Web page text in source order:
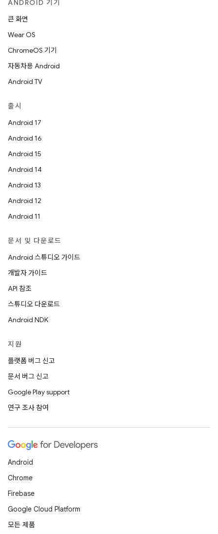
ANDROID 기기
큰 화면
Wear OS
ChromeOS 기기
자동차용 Android
Android TV
출시
Android 17
Android 16
Android 15
Android 14
Android 13
Android 12
Android 11
문서 및 다운로드
Android 스튜디오 가이드
개발자 가이드
API 참조
스튜디오 다운로드
Android NDK
지원
플랫폼 버그 신고
문서 버그 신고
Google Play support
연구 조사 참여
Android
Chrome
Firebase
Google Cloud Platform
모든 제품